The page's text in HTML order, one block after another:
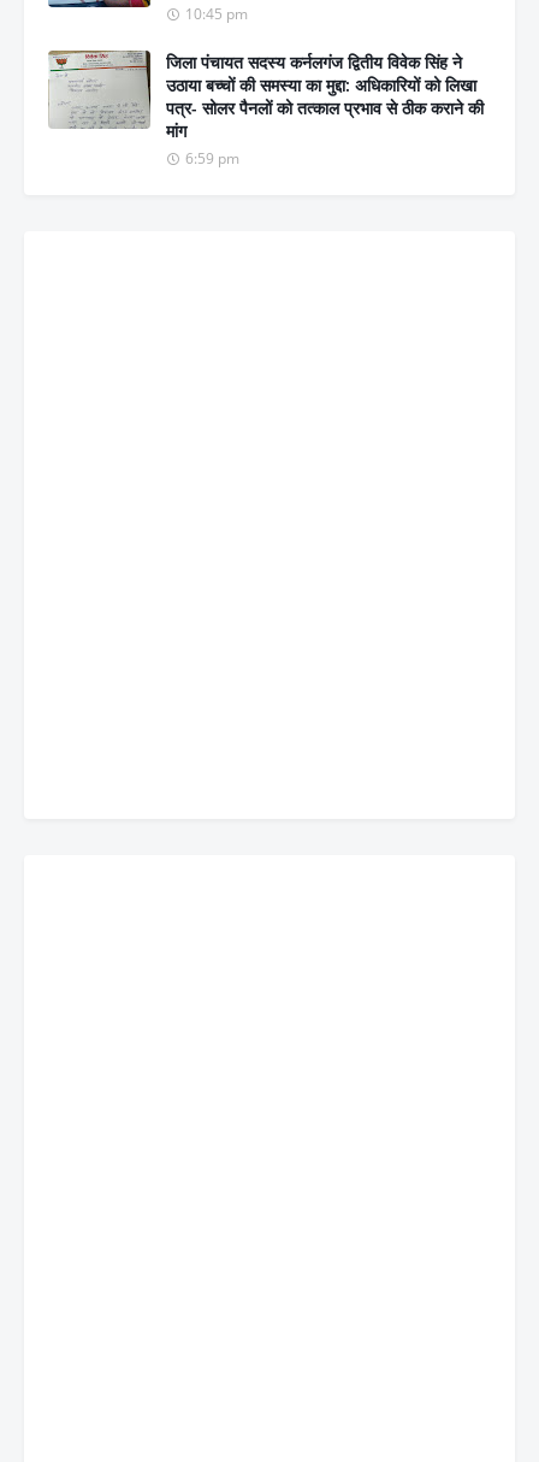
10:45 pm
जिला पंचायत सदस्य कर्नलगंज द्वितीय विवेक सिंह ने
उठाया बच्चों की समस्या का मुद्दा: अधिकारियों को लिखा
पत्र- सोलर पैनलों को तत्काल प्रभाव से ठीक कराने की
मांग
6:59 pm